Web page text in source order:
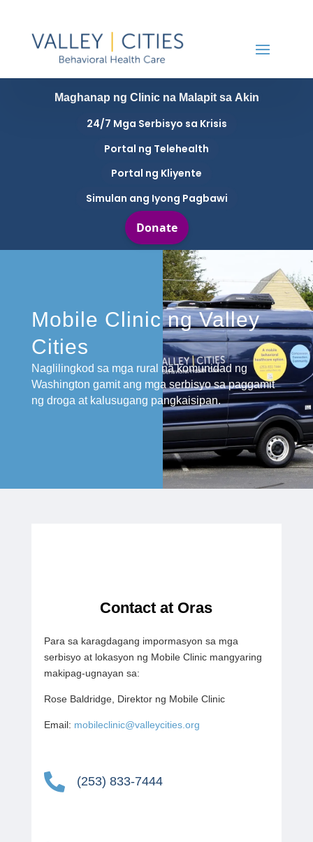
Maghanap ng Clinic na Malapit sa Akin
24/7 Mga Serbisyo sa Krisis
Portal ng Telehealth
Portal ng Kliyente
Simulan ang Iyong Pagbawi
Mobile Clinic ng Valley
Cities
Naglilingkod sa mga rural na komunidad ng
Washington gamit ang mga serbisyo sa paggamit
ng droga at kalusugang pangkaisipan.
Contact at Oras
Para sa karagdagang impormasyon sa mga
serbisyo at lokasyon ng Mobile Clinic mangyaring
makipag-ugnayan sa:
Rose Baldridge, Direktor ng Mobile Clinic
Email: mobileclinic@valleycities.org
 (253) 833-7444